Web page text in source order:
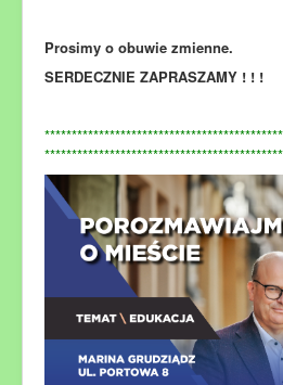
Prosimy o obuwie zmienne.
SERDECZNIE ZAPRASZAMY ! ! !